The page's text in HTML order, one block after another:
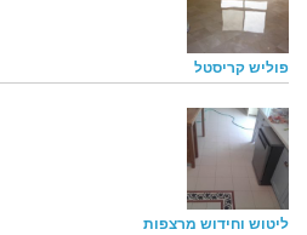
פוליש קריסטל
ליטוש וחידוש מרצפות